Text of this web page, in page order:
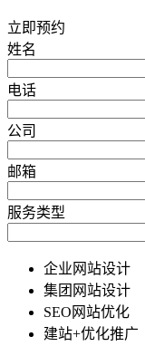
立即预约
姓名
电话
公司
邮箱
服务类型
企业网站设计
集团网站设计
SEO网站优化
建站+优化推广